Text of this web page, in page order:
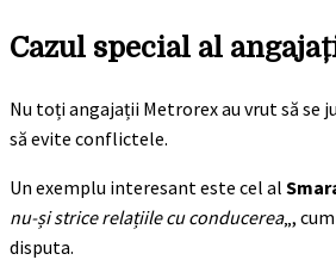
Cazul special al
Nu toți angajații Metrorex au vrut să se
să evite conflictele.
Un exemplu interesant este cel al
nu-și strice relațiile cu conducerea„,
disputa.